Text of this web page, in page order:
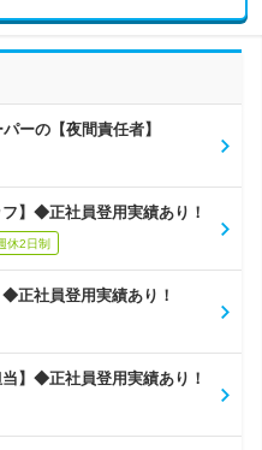
ーの【夜間責任者】
】◆正社員登用実績あり！
休2日制
正社員登用実績あり！
】◆正社員登用実績あり！